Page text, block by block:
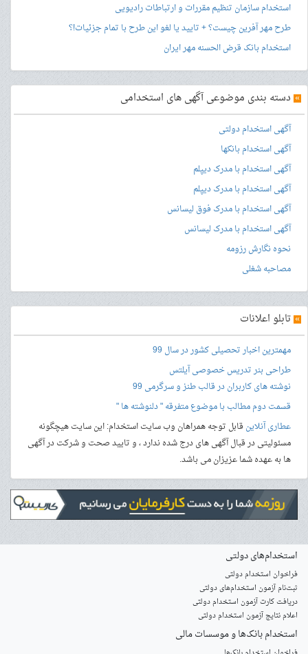
استخدام سازمان تنظیم مقررات و ارتباطات رادیویی
طرح مهر آفرین چیست؟ + تایید یا لغو این طرح با تمام جزئیات!؟
استخدام بانک قرض الحسنه مهر ایران
» دسته بندی موضوعی آگهی های استخدامی
آگهی استخدام دولتی
آگهی استخدام بانکها
آگهی استخدام با مدرک دیپلم
آگهی استخدام با مدرک دیپلم
آگهی استخدام با مدرک فوق لیسانس
آگهی استخدام با مدرک لیسانس
نحوه نگارش رزومه
مصاحبه شغلی
» تابلو اعلانات
مهمترین اخبار تحصیلی کشور در سال 99
طراحی بنرتدریس خصوصی آیلتس
نوشته های کاربران در قالب طنز و سرگرمی 99
قسمت دوم مطالب با موضوع متفرقه " دلنوشته ها "
عطاری آنلاینقابل توجه همراهان وب سایت استخدام: این سایت هیچگونه
مسئولیتی در قبال آگهی های درج شده ندارد ، و تایید صحت و شرکت در آگهی
ها به عهده شما عزیزان می باشد.
استخدام‌های دولتی
فراخوان استخدام دولتی
ثبت‌نام آزمون‌ استخدام‌های دولتی
دریافت کارت آزمون استخدام دولتی
اعلام نتایج آزمون استخدام دولتی
استخدام‌ بانک‌ها و موسسات مالی